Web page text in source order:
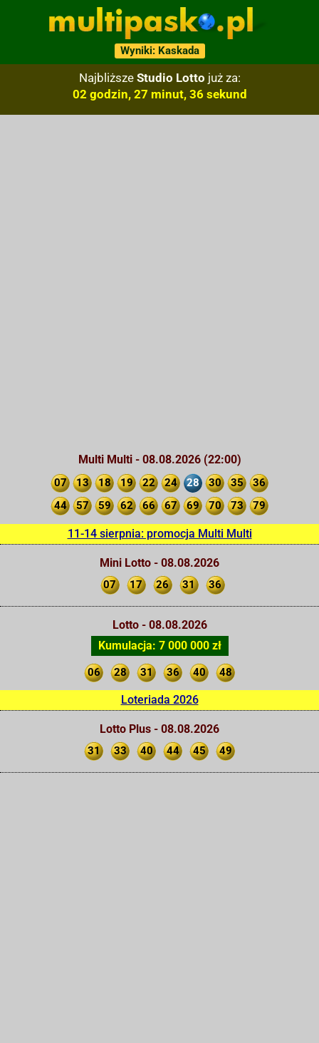
Wyniki: Kaskada
Najbliższe Studio Lotto już za:
02 godzin, 27 minut, 35 sekund
Multi Multi - 08.08.2026 (22:00)
07 13 18 19 22 24 28 30 35
36
44
57 59 62 66 67 69 70 73 79
11-14 sierpnia: promocja Multi Multi
Mini Lotto - 08.08.2026
07 17 26 31 36
Lotto - 08.08.2026
Kumulacja: 7 000 000 zł
06 28 31 36 40 48
Loteriada 2026
Lotto Plus - 08.08.2026
31 33 40 44 45 49